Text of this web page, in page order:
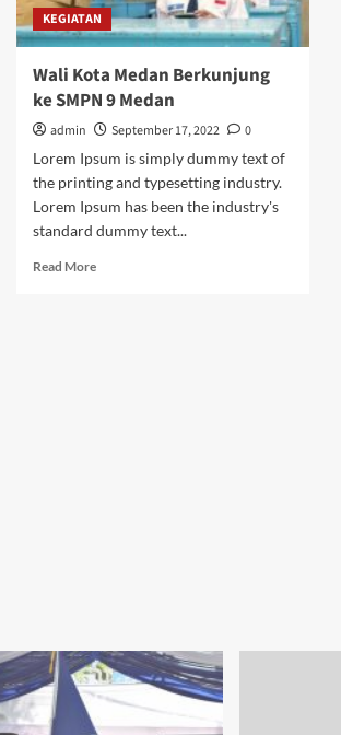
KEGIATAN
Wali Kota Medan Berkunjung
ke SMPN 9 Medan
admin September 17, 2022
0
Lorem Ipsum is simply dummy text of
the printing and typesetting industry.
Lorem Ipsum has been the industry's
standard dummy text...
Read MoreRead